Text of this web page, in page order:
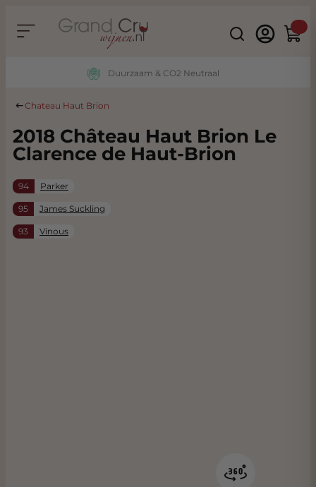
Search
Duurzaam & CO2 Neutraal
Chateau Haut Brion
2018 Château Haut Brion Le
Clarence de Haut-Brion
94 Parker
95 James Suckling
93 Vinous